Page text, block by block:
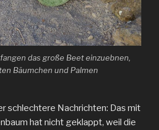
das große Beet einzuebnen,
Bäumchen und Palmen
schlechtere Nachrichten: Das mit
hat nicht geklappt, weil die